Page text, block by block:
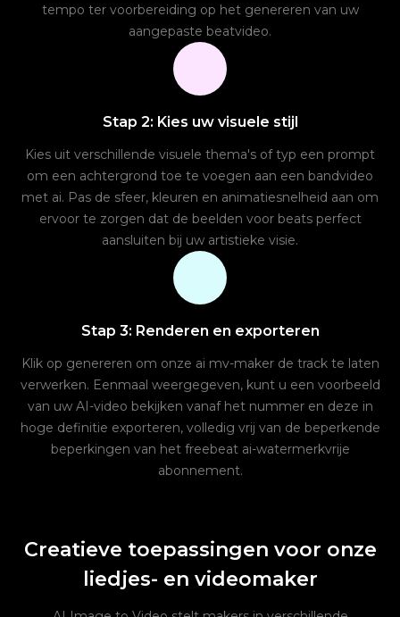
tempo ter voorbereiding op het genereren van uw
aangepaste beatvideo.
Stap 2: Kies uw visuele stijl
Kies uit verschillende visuele thema's of typ een prompt
om een ​​achtergrond toe te voegen aan een bandvideo
met ai. Pas de sfeer, kleuren en animatiesnelheid aan om
ervoor te zorgen dat de beelden voor beats perfect
aansluiten bij uw artistieke visie.
Stap 3: Renderen en exporteren
Klik op genereren om onze ai mv-maker de track te laten
verwerken. Eenmaal weergegeven, kunt u een voorbeeld
van uw AI-video bekijken vanaf het nummer en deze in
hoge definitie exporteren, volledig vrij van de beperkende
beperkingen van het freebeat ai-watermerkvrije
abonnement.
Creatieve toepassingen voor onze
liedjes- en videomaker